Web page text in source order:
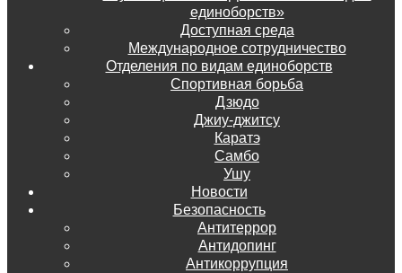
единоборств»
Доступная среда
Международное сотрудничество
Отделения по видам единоборств
Спортивная борьба
Дзюдо
Джиу-джитсу
Каратэ
Самбо
Ушу
Новости
Безопасность
Антитеррор
Антидопинг
Антикоррупция